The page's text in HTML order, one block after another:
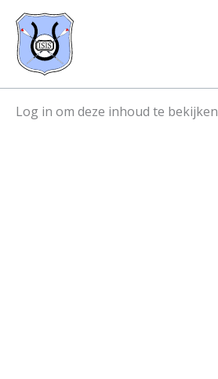
Skip
content
Log in om deze inhoud te bekijken